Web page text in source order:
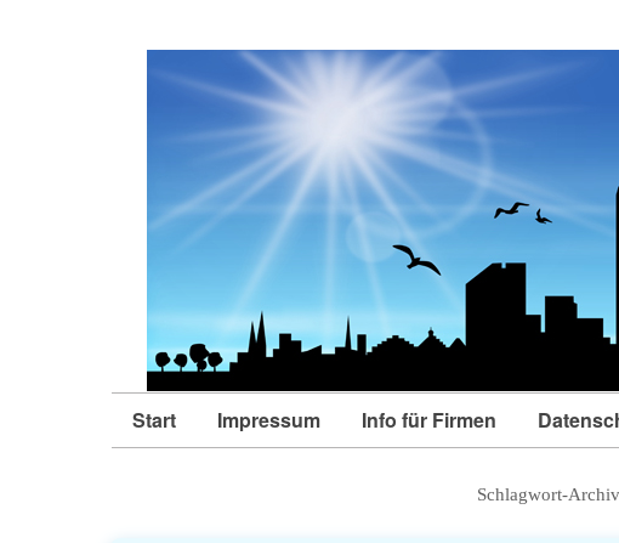
Start Impressum Info für Firmen
Schlagwort-